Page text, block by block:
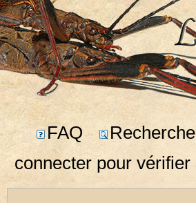
FAQ
connecter pour